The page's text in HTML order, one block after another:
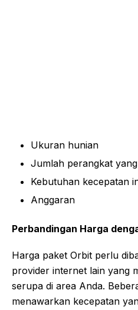
Ukuran hunian
Jumlah perangkat
Kebutuhan kecepatan
Anggaran
Perbandingan Harga
Harga paket Orbit perlu
provider internet lain yang
serupa di area Anda.
menawarkan kecepatan